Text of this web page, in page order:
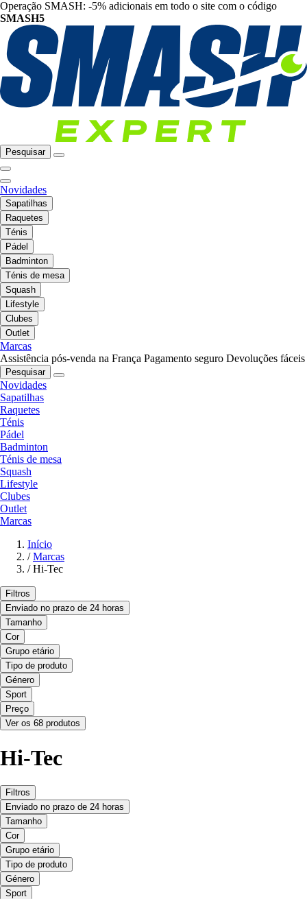
Operação SMASH: -5% adicionais em todo o site com o código
SMASH5
Pesquisar
Novidades
Sapatilhas
Raquetes
Ténis
Pádel
Badminton
Ténis de mesa
Squash
Lifestyle
Clubes
Outlet
Marcas
Assistência pós-venda na França Pagamento seguro Devoluções fáceis
Pesquisar
Novidades
Sapatilhas
Raquetes
Ténis
Pádel
Badminton
Ténis de mesa
Squash
Lifestyle
Clubes
Outlet
Marcas
Início
/ Marcas
/ Hi-Tec
Filtros
Enviado no prazo de 24 horas
Tamanho
Cor
Grupo etário
Tipo de produto
Género
Sport
Preço
Ver os 68 produtos
Hi-Tec
Filtros
Enviado no prazo de 24 horas
Tamanho
Cor
Grupo etário
Tipo de produto
Género
Sport